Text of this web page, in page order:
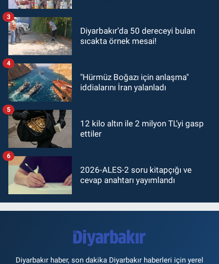
Diyarbakır’da 50 dereceyi bulan
sıcakta örnek mesai!
3
"Hürmüz Boğazı için anlaşma"
iddialarını İran yalanladı
4
12 kilo altın ile 2 milyon TL’yi gasp
ettiler
5
2026-ALES-2 soru kitapçığı ve
cevap anahtarı yayımlandı
6
Diyarbakır haber, son dakika Diyarbakır haberleri için yerel